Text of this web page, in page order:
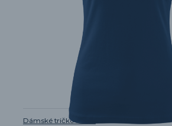
Dámské tričko Boxer